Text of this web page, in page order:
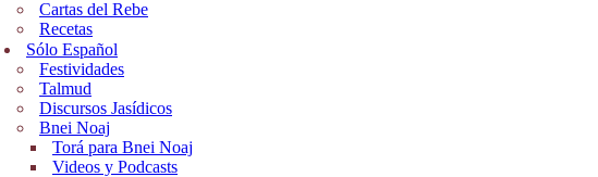
Cartas del Rebe
Recetas
Sólo Español
Festividades
Talmud
Discursos Jasídicos
Bnei Noaj
Torá para Bnei Noaj
Videos y Podcasts